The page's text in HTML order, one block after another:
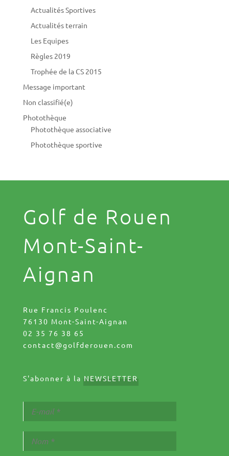
Actualités Sportives
Actualités terrain
Les Equipes
Règles 2019
Trophée de la CS 2015
Message important
Non classifié(e)
Photothèque
Photothèque associative
Photothèque sportive
Golf de Rouen
Mont-Saint-
Aignan
Rue Francis Poulenc
76130 Mont-Saint-Aignan
02 35 76 38 65
contact@golfderouen.com
S'abonner à la NEWSLETTER